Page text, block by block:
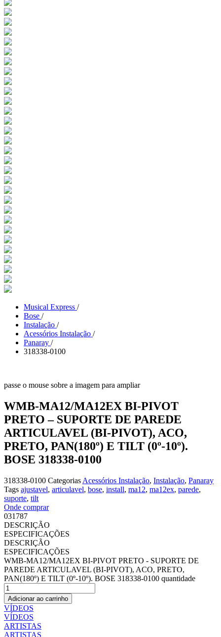
Musical Express /
Bose /
Instalação /
Acessórios Instalação /
Panaray /
318338-0100
passe o mouse sobre a imagem para ampliar
WMB-MA12/MA12EX BI-PIVOT
PRETO – SUPORTE DE PAREDE
ARTICULAVEL (BI-PIVOT), ACO,
PRETO, PAN(180º) E TILT (0º-10º).
BOSE 318338-0100
318338-0100 Categorias Acessórios Instalação, Instalação, Panaray
Tags ajustavel, articulavel, bose, install, ma12, ma12ex, parede,
suporte, tilt
Onde comprar
031787
DESCRIÇÃO
ESPECIFICAÇÕES
DESCRIÇÃO
ESPECIFICAÇÕES
WMB-MA12/MA12EX BI-PIVOT PRETO - SUPORTE DE
PAREDE ARTICULAVEL (BI-PIVOT), ACO, PRETO,
PAN(180º) E TILT (0º-10º). BOSE 318338-0100 quantidade
Adicionar ao carrinho
VÍDEOS
VÍDEOS
ARTISTAS
ARTISTAS